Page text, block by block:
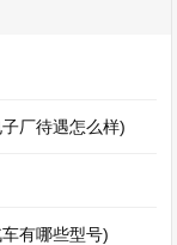
厂待遇怎么样)
有哪些型号)